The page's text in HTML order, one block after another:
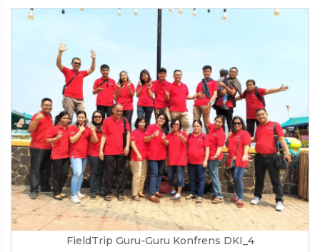
FieldTrip Guru-Guru Konfrens DKI_4